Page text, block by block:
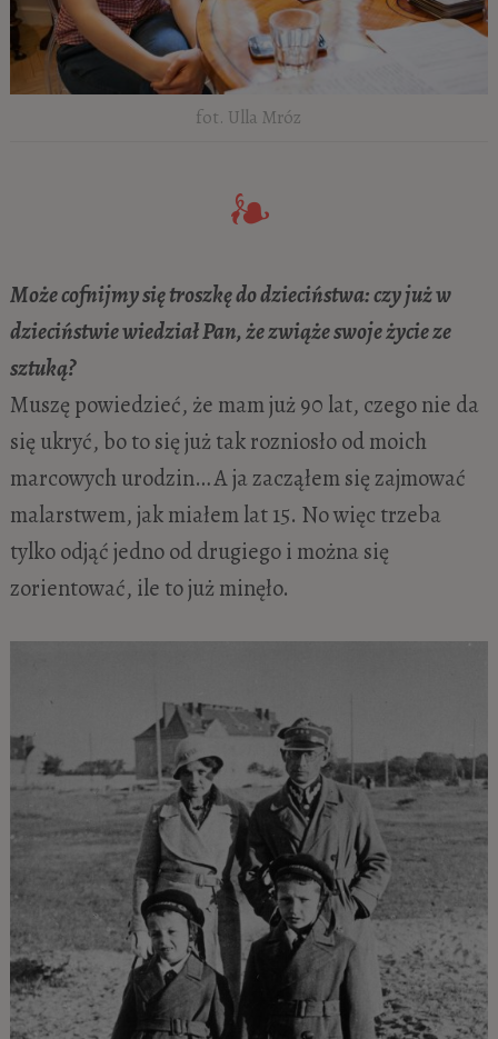
fot. Ulla Mróz
Może cofnijmy się troszkę do dzieciństwa: czy już w
dzieciństwie wiedział Pan, że zwiąże swoje życie ze
sztuką?
Muszę powiedzieć, że mam już 90 lat, czego nie da
się ukryć, bo to się już tak rozniosło od moich
marcowych urodzin… A ja zacząłem się zajmować
malarstwem, jak miałem lat 15. No więc trzeba
tylko odjąć jedno od drugiego i można się
zorientować, ile to już minęło.